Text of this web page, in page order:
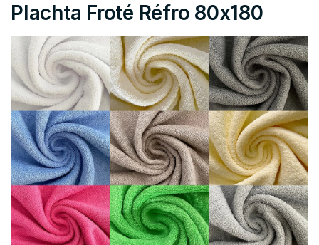
Plachta Froté Réfro 80x180